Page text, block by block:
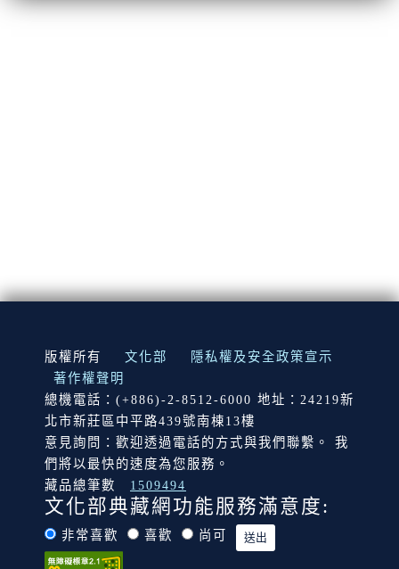
:::
版權所有 文化部
隱私權及安全政策宣示
著作權聲明
總機電話：(+886)-2-8512-6000 地址：24219新
北市新莊區中平路439號南棟13樓
意見詢問：歡迎透過電話的方式與我們聯繫。 我
們將以最快的速度為您服務。
藏品總筆數
1509494
文化部典藏網功能服務滿意度:
非常喜歡 喜歡 尚可